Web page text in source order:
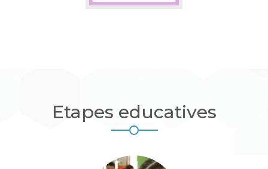
Etapes educatives